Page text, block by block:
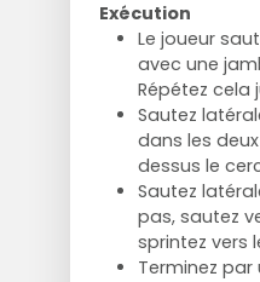
Exécution
Le joueur
avec une
Répétez cela
Sautez
dans les
dessus le
Sautez
pas, sautez
sprintez vers
Terminez